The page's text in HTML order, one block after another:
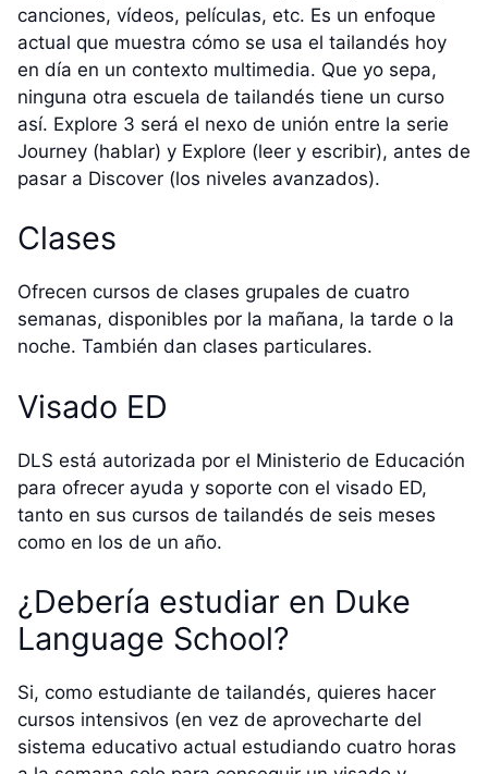
canciones, vídeos, películas, etc. Es un enfoque
actual que muestra cómo se usa el tailandés hoy
en día en un contexto multimedia. Que yo sepa,
ninguna otra escuela de tailandés tiene un curso
así. Explore 3 será el nexo de unión entre la serie
Journey (hablar) y Explore (leer y escribir), antes de
pasar a Discover (los niveles avanzados).
Clases
Ofrecen cursos de clases grupales de cuatro
semanas, disponibles por la mañana, la tarde o la
noche. También dan clases particulares.
Visado ED
DLS está autorizada por el Ministerio de Educación
para ofrecer ayuda y soporte con el visado ED,
tanto en sus cursos de tailandés de seis meses
como en los de un año.
¿Debería estudiar en Duke
Language School?
Si, como estudiante de tailandés, quieres hacer
cursos intensivos (en vez de aprovecharte del
sistema educativo actual estudiando cuatro horas